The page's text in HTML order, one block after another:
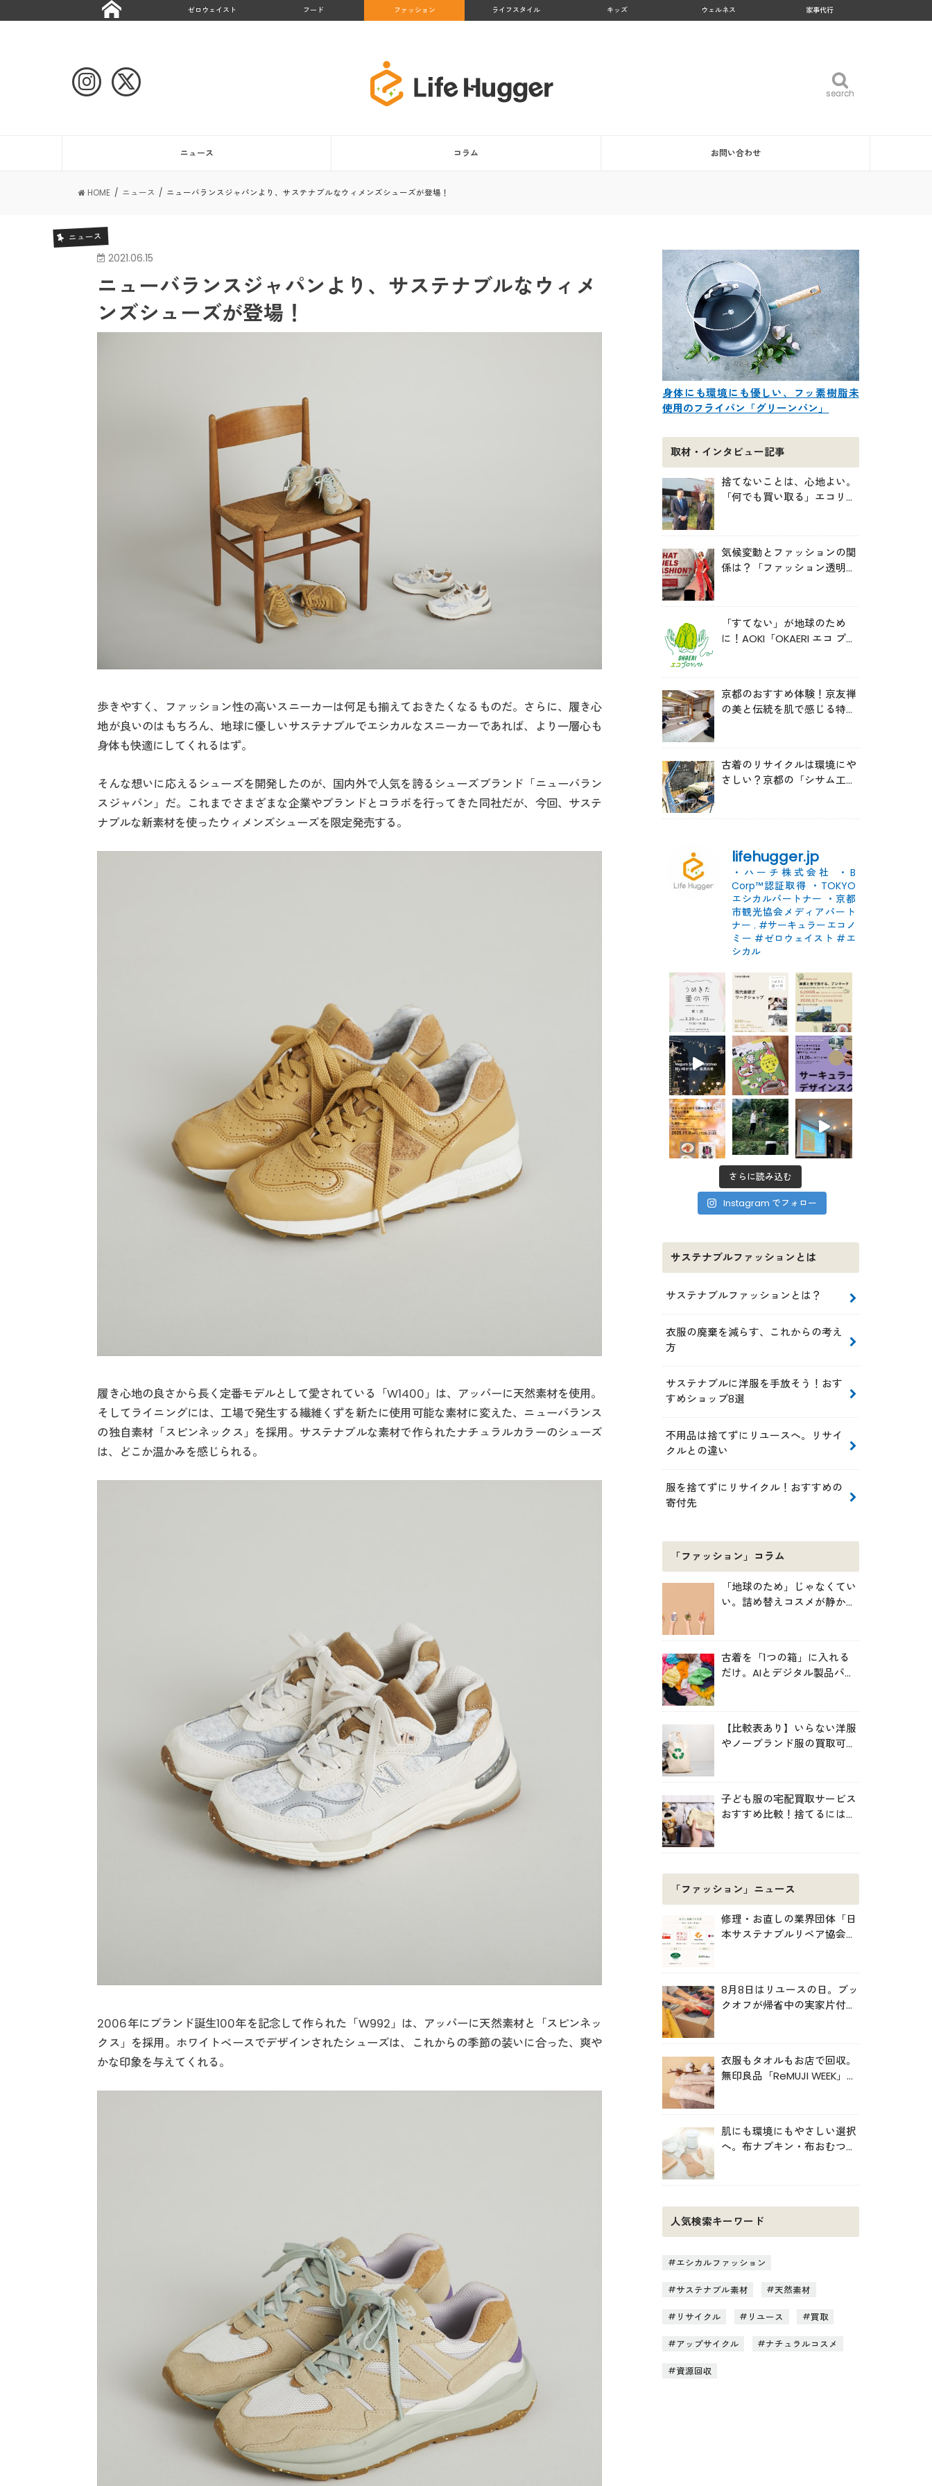
ゼロウェイスト フード ファッション ライフスタイル キッズ ウェルネス 家事代行
search
search
ニュース コラム お問い合わせ
HOME ニュース ニューバランスジャパンより、サステナブルなウィメンズシューズが登場！
ニュース
2021.06.15
ニューバランスジャパンより、サステナブルなウィメ
ンズシューズが登場！
歩きやすく、ファッション性の高いスニーカーは何足も揃えておきたくなるものだ。さらに、履き心
地が良いのはもちろん、地球に優しいサステナブルでエシカルなスニーカーであれば、より一層心も
身体も快適にしてくれるはず。
そんな想いに応えるシューズを開発したのが、国内外で人気を誇るシューズブランド「ニューバラン
スジャパン」だ。これまでさまざまな企業やブランドとコラボを行ってきた同社だが、今回、サステ
ナブルな新素材を使ったウィメンズシューズを限定発売する。
履き心地の良さから長く定番モデルとして愛されている「W1400」は、アッパーに天然素材を使用。
そしてライニングには、工場で発生する繊維くずを新たに使用可能な素材に変えた、ニューバランス
の独自素材「スピンネックス」を採用。サステナブルな素材で作られたナチュラルカラーのシューズ
は、どこか温かみを感じられる。
2006年にブランド誕生100年を記念して作られた「W992」は、アッパーに天然素材と「スピンネッ
クス」を採用。ホワイトベースでデザインされたシューズは、これからの季節の装いに合った、爽や
かな印象を与えてくれる。
身体にも環境にも優しい、フッ素樹脂未
使用のフライパン「グリーンパン」
取材・インタビュー記事
捨てないことは、心地よい。
「何でも買い取る」エコリン
気候変動とファッションの関
係は？「ファッション透明性
「すてない」が地球のため
に！AOKI「OKAERI エコ プロ
京都のおすすめ体験！京友禅
の美と伝統を肌で感じる特別
古着のリサイクルは環境にや
さしい？京都の「シサム工
lifehugger.jp
・ハーチ株式会社
・B
Corp™認証取得 ・TOKYO
エシカルパートナー ・京都
市観光協会メディアパート
ナー . #サーキュラーエコノ
ミー #ゼロウェイスト #エ
シカル
さらに読み込む
Instagram でフォロー
サステナブルファッションとは
サステナブルファッションとは？
衣服の廃棄を減らす、これからの考え
方
サステナブルに洋服を手放そう！おす
すめショップ8選
不用品は捨てずにリユースへ。リサイ
クルとの違い
服を捨てずにリサイクル！おすすめの
寄付先
「ファッション」コラム
「地球のため」じゃなくてい
い。詰め替えコスメが静かに
古着を「1つの箱」に入れる
だけ。AIとデジタル製品パス
【比較表あり】いらない洋服
やノーブランド服の買取可能
子ども服の宅配買取サービス
おすすめ比較！捨てるにはも
「ファッション」ニュース
修理・お直しの業界団体「日
本サステナブルリペア協会
8月8日はリユースの日。ブッ
クオフが帰省中の実家片付け
衣服もタオルもお店で回収。
無印良品「ReMUJI WEEK」6
肌にも環境にもやさしい選択
へ。布ナプキン・布おむつの
人気検索キーワード
エシカルファッション
サステナブル素材 天然素材
リサイクル リユース 買取
アップサイクル ナチュラルコスメ
資源回収